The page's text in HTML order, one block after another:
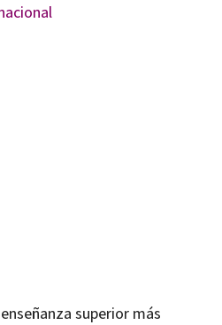
superior más